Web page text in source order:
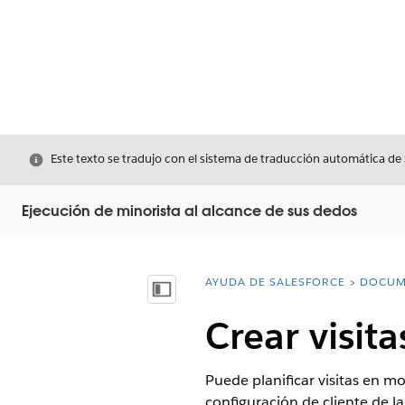
Cerrar
Este texto se tradujo con el sistema de traducción automática de
Ejecución de minorista al alcance de sus dedos
Mostrar índice de materias
Usted está aquí:
AYUDA DE SALESFORCE
Crear
Puede planificar visitas en